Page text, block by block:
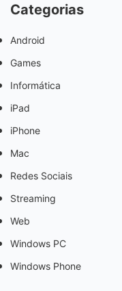
Categorias
Android
Games
Informática
iPad
iPhone
Mac
Redes Sociais
Streaming
Web
Windows PC
Windows Phone